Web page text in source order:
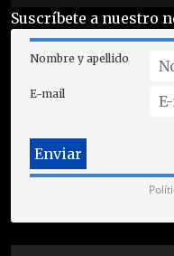
Suscríbete a nuestro
Nombre y apellido
E-mail